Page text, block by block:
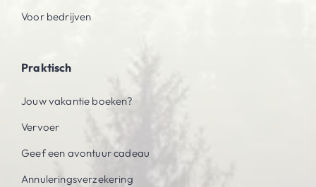
Voor bedrijven
Praktisch
Jouw vakantie boeken?
Vervoer
Geef een avontuur cadeau
Annuleringsverzekering